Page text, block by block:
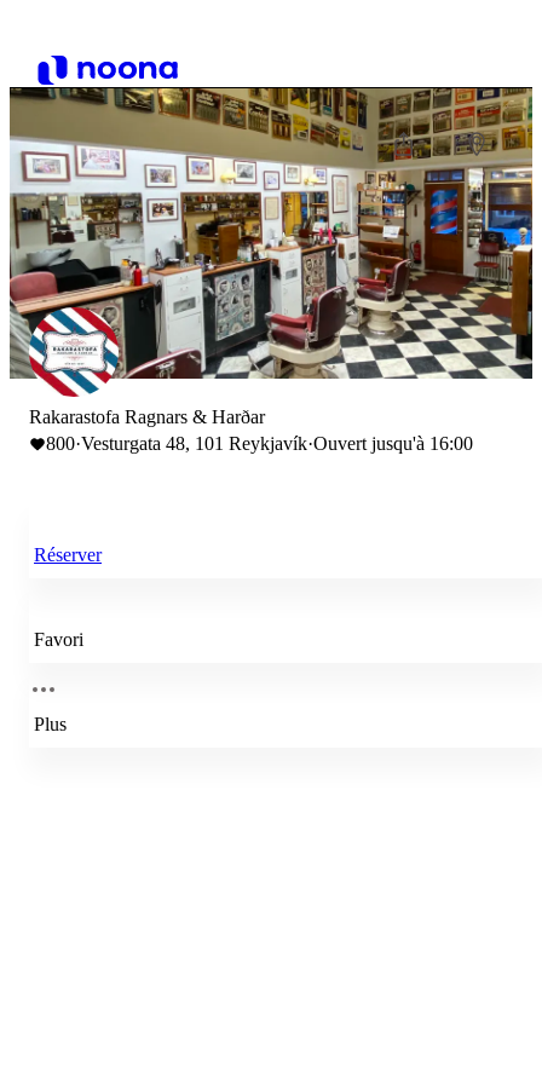
Rakarastofa Ragnars & Harðar
800·Vesturgata 48, 101 Reykjavík·Ouvert jusqu'à 16:00
Réserver
Favori
Plus